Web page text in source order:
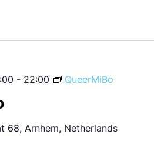
- 22:00 QueerMiBo
68, Arnhem, Netherlands